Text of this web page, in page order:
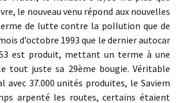
le nouveau venu répond aux nouvelles
de lutte contre la pollution que de
d’octobre 1993 que le dernier autocar
est produit, mettant un terme à une
tout juste sa 29ème bougie. Véritable
avec 37.000 unités produites, le Saviem
arpenté les routes, certains étaient